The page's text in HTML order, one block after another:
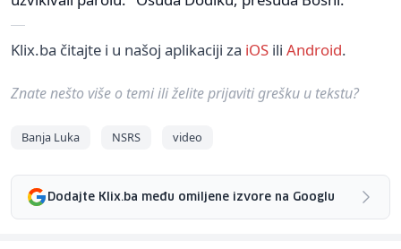
Klix.ba čitajte i u našoj aplikaciji za iOS ili Android.
Znate nešto više o temi ili želite prijaviti grešku u tekstu?
Banja Luka NSRS video
Dodajte Klix.ba među omiljene izvore na Googlu